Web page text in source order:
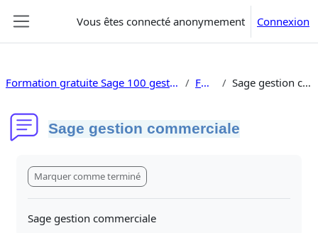
Vous êtes connecté anonymement Connexion
Formation gratuite Sage 100 gestion commerciale V10 FORUM Sage gestion commerciale
Sage gestion commerciale
Marquer comme terminé
Sage gestion commerciale